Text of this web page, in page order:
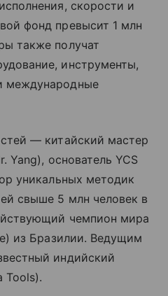
скорости и
фонд превысит 1 млн
также получат
инструменты,
международные
— китайский мастер
Yang), основатель YCS
уникальных методик
свыше 5 млн человек в
чемпион мира
из Бразилии. Ведущим
индийский
Tools).